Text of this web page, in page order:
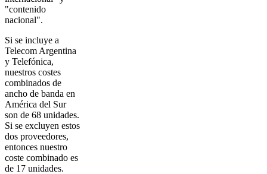
"contenido
nacional".
Si se incluye a
Telecom Argentina
y Telefónica,
nuestros costes
combinados de
ancho de banda en
América del Sur
son de 68 unidades.
Si se excluyen estos
dos proveedores,
entonces nuestro
coste combinado es
de 17 unidades.